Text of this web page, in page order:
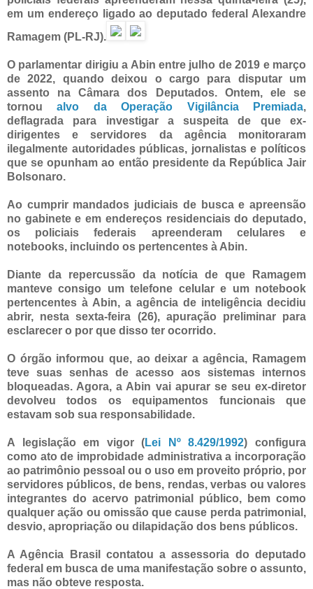
em um endereço ligado ao deputado federal Alexandre
Ramagem (PL-RJ).
O parlamentar dirigiu a Abin entre julho de 2019 e março
de 2022, quando deixou o cargo para disputar um
assento na Câmara dos Deputados. Ontem, ele se
tornoualvo da Operação Vigilância Premiada,
deflagrada para investigar a suspeita de que ex-
dirigentes e servidores da agência monitoraram
ilegalmente autoridades públicas, jornalistas e políticos
que se opunham ao então presidente da República Jair
Bolsonaro.
Ao cumprir mandados judiciais de busca e apreensão
no gabinete e em endereços residenciais do deputado,
os policiais federais apreenderam celulares e
notebooks, incluindo os pertencentes à Abin.
Diante da repercussão da notícia de que Ramagem
manteve consigo um telefone celular e um notebook
pertencentes à Abin, a agência de inteligência decidiu
abrir, nesta sexta-feira (26), apuração preliminar para
esclarecer o por que disso ter ocorrido.
O órgão informou que, ao deixar a agência, Ramagem
teve suas senhas de acesso aos sistemas internos
bloqueadas. Agora, a Abin vai apurar se seu ex-diretor
devolveu todos os equipamentos funcionais que
estavam sob sua responsabilidade.
A legislação em vigor (Lei Nº 8.429/1992) configura
como ato de improbidade administrativa a incorporação
ao patrimônio pessoal ou o uso em proveito próprio, por
servidores públicos, de bens, rendas, verbas ou valores
integrantes do acervo patrimonial público, bem como
qualquer ação ou omissão que cause perda patrimonial,
desvio, apropriação ou dilapidação dos bens públicos.
A Agência Brasil contatou a assessoria do deputado
federal em busca de uma manifestação sobre o assunto,
mas não obteve resposta.